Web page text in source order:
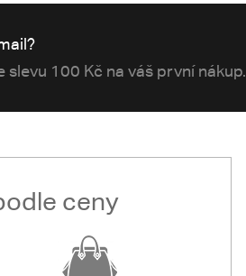
slevu 100 Kč na váš první nákup.
ceny